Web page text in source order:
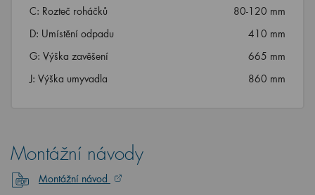
C: Rozteč roháčků
80-120 mm
D: Umístění odpadu
410 mm
G: Výška zavěšení
665 mm
J: Výška umyvadla
860 mm
Montážní návody
Montážní návod